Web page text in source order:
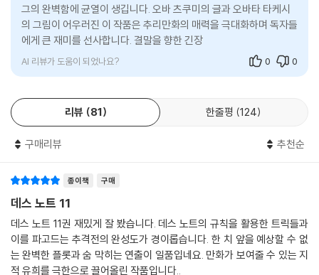
그의 완벽함에 균열이 생깁니다. 오바 츠쿠미의 글과 오바타 타케시
의 그림이 어우러진 이 작품은 추리만화의 매력을 극대화하며 독자들
에게 큰 재미를 선사합니다. 결말을 향한 긴장감과 복선이 하나로 이
어지는 느낌이 인상적이
AI 리뷰가 도움이 되었나요? 0 0
리뷰 81
데스 노트 11
데스 노트 11권 재밌게 잘 봤습니다. 데스 노트의 규칙을 활용한 트릭들과
이를 파고드는 추격전의 완성도가 경이롭습니다. 한 치 앞을 예상할 수 없
는 완벽한 플롯과 숨 막히는 연출이 일품입네요. 만화가 보여줄 수 있는 지